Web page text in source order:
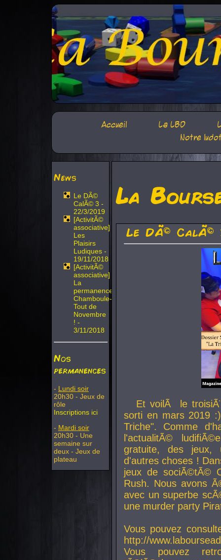
Accueil La LBD
Notre
News
Le DÃ©
CalÃ© 3 -
22/3/2019
[ActivitÃ©
associative]
Les
Plaisirs
Ludiques -
19/11/2018
[ActivitÃ©
associative]
La
permanence
Chamboule-
Tout de
Novembre
! -
3/11/2018
Nos
permanences
- Lundi soir
20h30 - Jeux de
rôle
Inscriptions ici
- Mardi soir
20h30 - Une
semaine sur
deux - Jeux de
plateau
La
Le DÃ© CalÃ©
Et voilÃ le
sorti en mars 2019
Triche". Comme
l'actualitÃ©
gratuite, des jeux,
d'autres choses !
jeux de sociÃ©tÃ©
Rush. Nous avons
avec un superbe
une murder party
Vous pouvez
http://
Vous pouvez